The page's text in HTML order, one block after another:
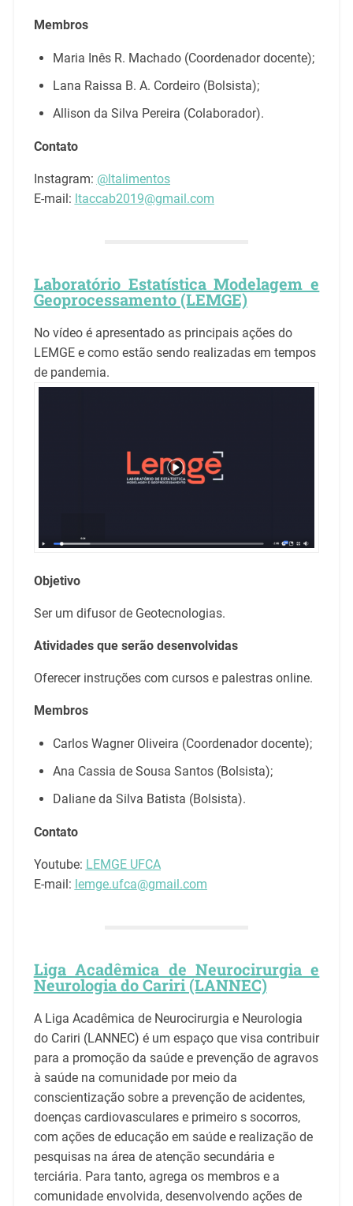
Membros
Maria Inês R. Machado (Coordenador docente);
Lana Raissa B. A. Cordeiro (Bolsista);
Allison da Silva Pereira (Colaborador).
Contato
Instagram: @ltalimentos
E-mail: ltaccab2019@gmail.com
Laboratório Estatística Modelagem e
Geoprocessamento (LEMGE)
No vídeo é apresentado as principais ações do
LEMGE e como estão sendo realizadas em tempos
de pandemia.
Objetivo
Ser um difusor de Geotecnologias.
Atividades que serão desenvolvidas
Oferecer instruções com cursos e palestras online.
Membros
Carlos Wagner Oliveira (Coordenador docente);
Ana Cassia de Sousa Santos (Bolsista);
Daliane da Silva Batista (Bolsista).
Contato
Youtube: LEMGE UFCA
E-mail: lemge.ufca@gmail.com
Liga Acadêmica de Neurocirurgia e
Neurologia do Cariri (LANNEC)
A Liga Acadêmica de Neurocirurgia e Neurologia
do Cariri (LANNEC) é um espaço que visa contribuir
para a promoção da saúde e prevenção de agravos
à saúde na comunidade por meio da
conscientização sobre a prevenção de acidentes,
doenças cardiovasculares e primeiro s socorros,
com ações de educação em saúde e realização de
pesquisas na área de atenção secundária e
terciária. Para tanto, agrega os membros e a
comunidade envolvida, desenvolvendo ações de